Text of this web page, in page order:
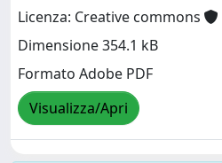
Licenza: Creative commons
Dimensione 354.1 kB
Formato Adobe PDF
Visualizza/Apri